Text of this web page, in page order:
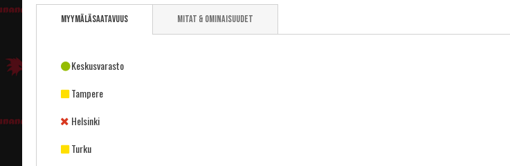
to
gallery
Myymäläsaatavuus
Keskusvarasto
Tampere
Helsinki
Turku
Mitat & ominaisuudet